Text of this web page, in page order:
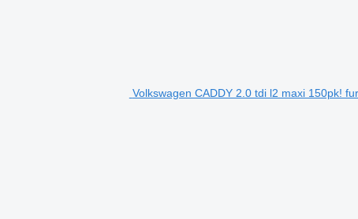
Volkswagen CADDY 2.0 tdi l2 maxi 150pk!